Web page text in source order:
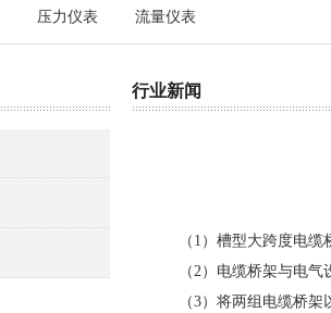
压力仪表 流量仪表
行业新闻
（1）槽型大跨度电缆桥
（2）电缆桥架与电气设
（3）将两组电缆桥架以